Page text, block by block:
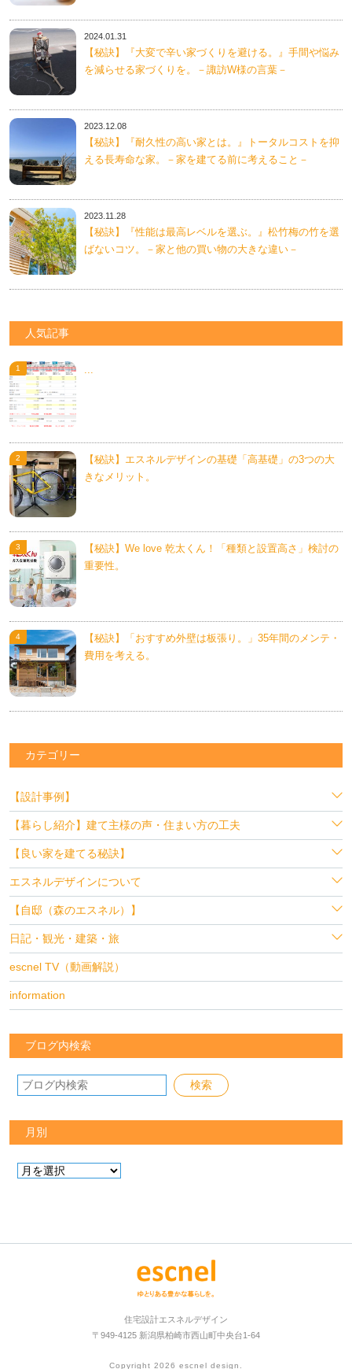
2024.01.31
【秘訣】『大変で辛い家づくりを避ける。』手間や悩み
を減らせる家づくりを。－諏訪W様の言葉－
2023.12.08
【秘訣】『耐久性の高い家とは。』トータルコストを抑
える長寿命な家。－家を建てる前に考えること－
2023.11.28
【秘訣】『性能は最高レベルを選ぶ。』松竹梅の竹を選
ばないコツ。－家と他の買い物の大きな違い－
人気記事
【秘訣】エスネルデザインの基礎「高基礎」の3つの大
きなメリット。
【秘訣】We love 乾太くん！「種類と設置高さ」検討の
重要性。
【秘訣】「おすすめ外壁は板張り。」35年間のメンテ・
費用を考える。
カテゴリー
【設計事例】
【暮らし紹介】建て主様の声・住まい方の工夫
【良い家を建てる秘訣】
エスネルデザインについて
【自邸（森のエスネル）】
日記・観光・建築・旅
escnel TV（動画解説）
information
ブログ内検索
月別
住宅設計エスネルデザイン
〒949-4125 新潟県柏崎市西山町中央台1-64
Copyright 2026 escnel design